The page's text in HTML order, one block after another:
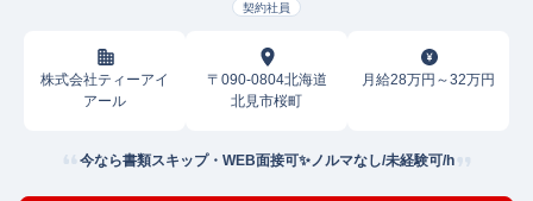
契約社員
株式会社ティーアイ
アール
〒090-0804北海道
北見市桜町
月給28万円～32万円
今なら書類スキップ・WEB面接可✨️ノルマなし/未経験可/h